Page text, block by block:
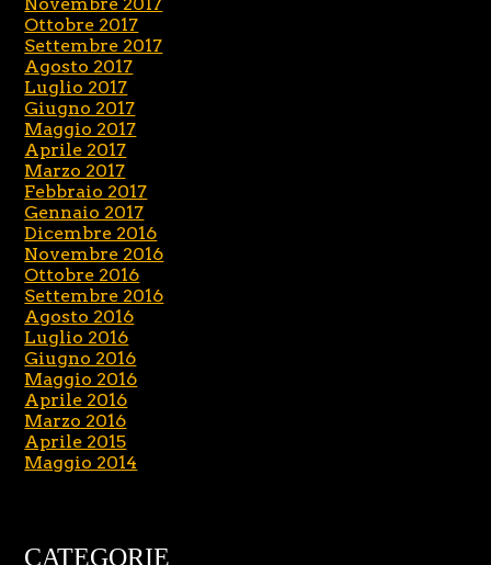
Ottobre 2017
Settembre 2017
Agosto 2017
Luglio 2017
Giugno 2017
Maggio 2017
Aprile 2017
Marzo 2017
Febbraio 2017
Gennaio 2017
Dicembre 2016
Novembre 2016
Ottobre 2016
Settembre 2016
Agosto 2016
Luglio 2016
Giugno 2016
Maggio 2016
Aprile 2016
Marzo 2016
Aprile 2015
Maggio 2014
CATEGORIE